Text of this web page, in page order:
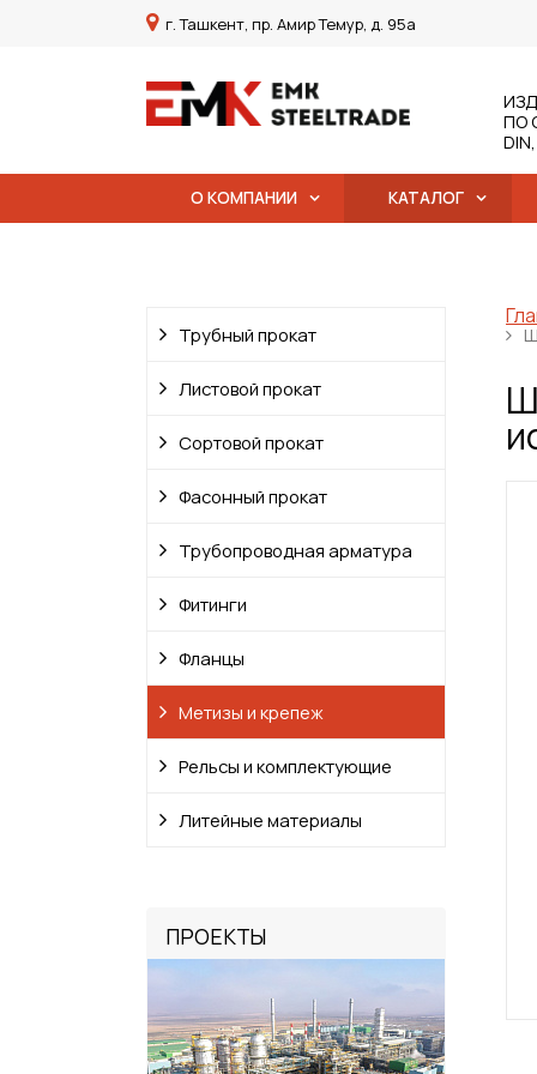
г. Ташкент, пр. Амир Темур, д. 95а
ПО
О КОМПАНИИ КАТАЛОГ
Трубный прокат
Листовой прокат
Сортовой прокат
Фасонный прокат
Трубопроводная арматура
Фитинги
Фланцы
Метизы и крепеж
Рельсы и комплектующие
Литейные материалы
ПРОЕКТЫ